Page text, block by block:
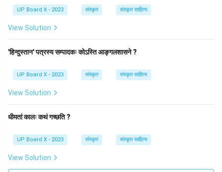
UP Board X - 2023 संस्कृत संस्कृत साहित्य
View Solution
'हिन्दुस्तान' पत्रस्य सम्पादकः कोऽस्ति आङ्गलशासने ?
UP Board X - 2023 संस्कृत संस्कृत साहित्य
View Solution
धीमतां कालः कथं गच्छति ?
UP Board X - 2023 संस्कृत संस्कृत साहित्य
View Solution